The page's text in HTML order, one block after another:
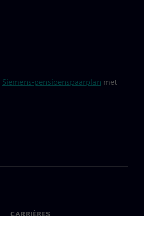
Siemens-pensioenspaarplan met
CARRIÈRES